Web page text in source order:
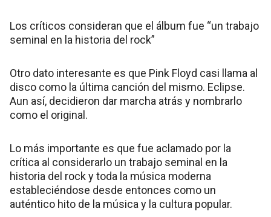
Los críticos consideran que el álbum fue “un trabajo
seminal en la historia del rock”
Otro dato interesante es que Pink Floyd casi llama al
disco como la última canción del mismo. Eclipse.
Aun así, decidieron dar marcha atrás y nombrarlo
como el original.
Lo más importante es que fue aclamado por la
crítica al considerarlo un trabajo seminal en la
historia del rock y toda la música moderna
estableciéndose desde entonces como un
auténtico hito de la música y la cultura popular.